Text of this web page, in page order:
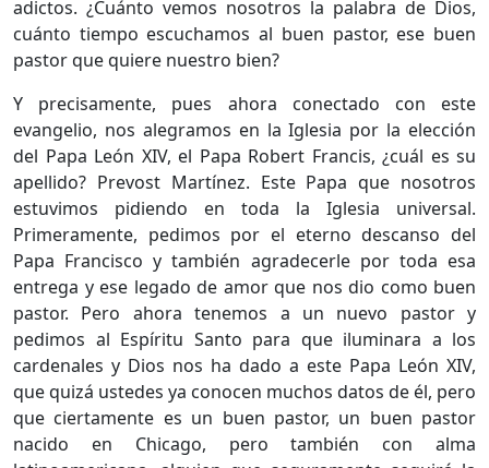
adictos. ¿Cuánto vemos nosotros la palabra de Dios,
cuánto tiempo escuchamos al buen pastor, ese buen
pastor que quiere nuestro bien?
Y precisamente, pues ahora conectado con este
evangelio, nos alegramos en la Iglesia por la elección
del Papa León XIV, el Papa Robert Francis, ¿cuál es su
apellido? Prevost Martínez. Este Papa que nosotros
estuvimos pidiendo en toda la Iglesia universal.
Primeramente, pedimos por el eterno descanso del
Papa Francisco y también agradecerle por toda esa
entrega y ese legado de amor que nos dio como buen
pastor. Pero ahora tenemos a un nuevo pastor y
pedimos al Espíritu Santo para que iluminara a los
cardenales y Dios nos ha dado a este Papa León XIV,
que quizá ustedes ya conocen muchos datos de él, pero
que ciertamente es un buen pastor, un buen pastor
nacido en Chicago, pero también con alma